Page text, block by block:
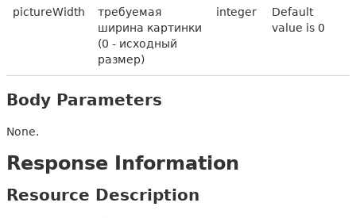
pictureWidth
требуемая
ширина картинки
(0 - исходный
размер)
integer
Default
value is 0
Body Parameters
None.
Response Information
Resource Description